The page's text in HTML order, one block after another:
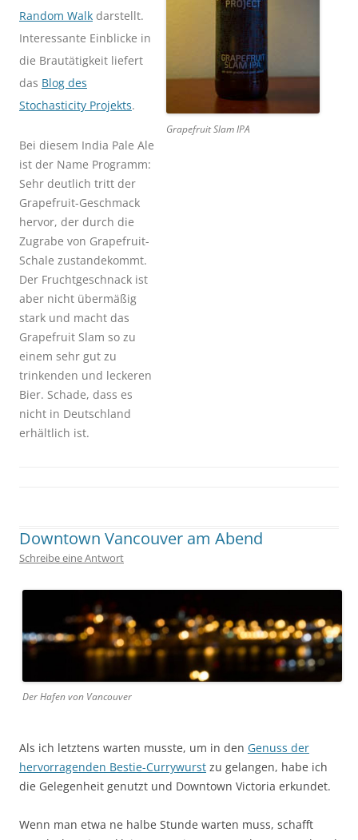
Random Walk darstellt.
Interessante Einblicke in
die Brautätigkeit liefert
das Blog des
Stochasticity Projekts.
Bei diesem India Pale Ale
ist der Name Programm:
Sehr deutlich tritt der
Grapefruit-Geschmack
hervor, der durch die
Zugrabe von Grapefruit-
Schale zustandekommt.
Der Fruchtgeschnack ist
aber nicht übermäßig
stark und macht das
Grapefruit Slam so zu
einem sehr gut zu
trinkenden und leckeren
Bier. Schade, dass es
nicht in Deutschland
erhältlich ist.
Grapefruit Slam IPA
Downtown Vancouver am Abend
Schreibe eine Antwort
Der Hafen von Vancouver
Als ich letztens warten musste, um in den Genuss der
hervorragenden Bestie-Currywurst zu gelangen, habe ich
die Gelegenheit genutzt und Downtown Victoria erkundet.
Wenn man etwa ne halbe Stunde warten muss, schafft